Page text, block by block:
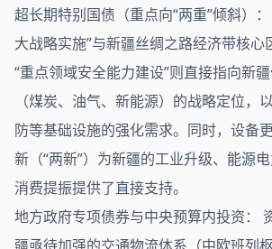
超长期特别国债（重点向“两重”倾斜）
大战略实施”与新疆丝绸之路经济带核心
“重点领域安全能力建设”则直接指向新
（煤炭、油气、新能源）的战略定位，
防等基础设施的强化需求。同时，设备
新（“两新”）为新疆的工业升级、能源
消费提振提供了直接支持。
地方政府专项债券与中央预算内投资：